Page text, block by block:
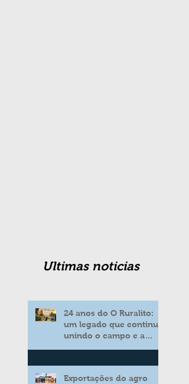
Ultimas noticias
24 anos do O Ruralito:
um legado que continua
unindo o campo e a
Exportações do agro